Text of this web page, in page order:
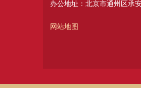
办公地址：北京市通州区承
网站地图